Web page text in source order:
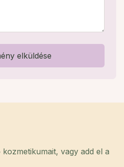
elküldése
vagy add el a